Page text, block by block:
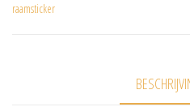
raamsticker